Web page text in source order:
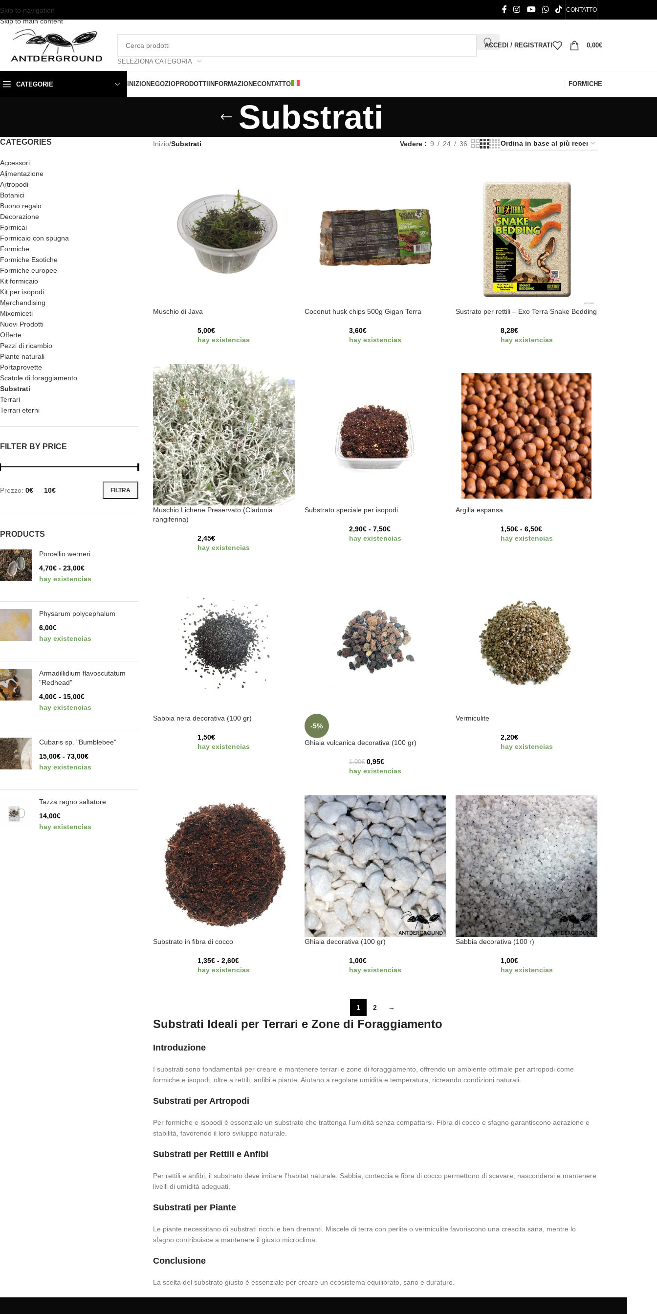
Skip to navigation
Skip to main content
CONTATTO
SELEZIONA CATEGORIA
ACCEDI / REGISTRATI 0,00€
CATEGORIE INIZIONEGOZIOPRODOTTI INFORMAZIONECONTATTO FORMICHE
Substrati
CATEGORIES
Accessori
Alimentazione
Artropodi
Botanici
Buono regalo
Decorazione
Formicai
Formicaio con spugna
Formiche
Formiche Esotiche
Formiche europee
Kit formicaio
Kit per isopodi
Merchandising
Mixomiceti
Nuovi Prodotti
Offerte
Pezzi di ricambio
Piante naturali
Portaprovette
Scatole di foraggiamento
Substrati
Terrari
Terrari eterni
FILTER BY PRICE
FILTRA
Prezzo: 0€ — 10€
PRODUCTS
Porcellio werneri
4,70€ - 23,00€
hay existencias
Physarum polycephalum
6,00€
hay existencias
Armadillidium flavoscutatum
"Redhead"
4,00€ - 15,00€
hay existencias
Cubaris sp. "Bumblebee"
15,00€ - 73,00€
hay existencias
Tazza ragno saltatore
14,00€
hay existencias
Inizio/Substrati Vedere 9 24 36
Muschio di Java
5,00€
hay existencias
Coconut husk chips 500g Gigan Terra
3,60€
hay existencias
Sustrato per rettili – Exo Terra Snake Bedding
8,28€
hay existencias
Muschio Lichene Preservato (Cladonia
rangiferina)
2,45€
hay existencias
Substrato speciale per isopodi
2,90€ - 7,50€
hay existencias
Argilla espansa
1,50€ - 6,50€
hay existencias
Sabbia nera decorativa (100 gr)
1,50€
hay existencias
-5%
Ghiaia vulcanica decorativa (100 gr)
1,00€ 0,95€
hay existencias
Vermiculite
2,20€
hay existencias
Substrato in fibra di cocco
1,35€ - 2,60€
hay existencias
Ghiaia decorativa (100 gr)
1,00€
hay existencias
Sabbia decorativa (100 r)
1,00€
hay existencias
1 2 →
Substrati Ideali per Terrari e Zone di Foraggiamento
Introduzione
I substrati sono fondamentali per creare e mantenere terrari e zone di foraggiamento, offrendo un ambiente ottimale per artropodi come
formiche e isopodi, oltre a rettili, anfibi e piante. Aiutano a regolare umidità e temperatura, ricreando condizioni naturali.
Substrati per Artropodi
Per formiche e isopodi è essenziale un substrato che trattenga l’umidità senza compattarsi. Fibra di cocco e sfagno garantiscono aerazione e
stabilità, favorendo il loro sviluppo naturale.
Substrati per Rettili e Anfibi
Per rettili e anfibi, il substrato deve imitare l’habitat naturale. Sabbia, corteccia e fibra di cocco permettono di scavare, nascondersi e mantenere
livelli di umidità adeguati.
Substrati per Piante
Le piante necessitano di substrati ricchi e ben drenanti. Miscele di terra con perlite o vermiculite favoriscono una crescita sana, mentre lo
sfagno contribuisce a mantenere il giusto microclima.
Conclusione
La scelta del substrato giusto è essenziale per creare un ecosistema equilibrato, sano e duraturo.